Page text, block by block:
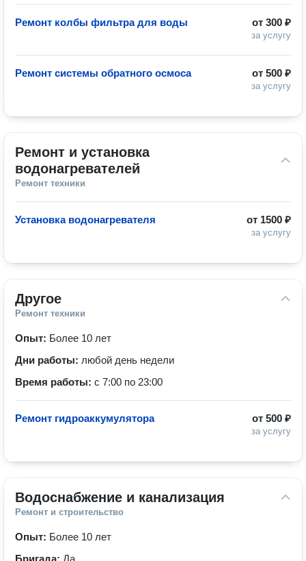
от 300 ₽
за услугу
Ремонт колбы фильтра для воды
от 500 ₽
за услугу
Ремонт системы обратного осмоса
Ремонт и установка
водонагревателей
Ремонт техники
от 1500 ₽
за услугу
Установка водонагревателя
Другое
Ремонт техники
Опыт: Более 10 лет
Дни работы: любой день недели
Время работы: с 7:00 по 23:00
от 500 ₽
за услугу
Ремонт гидроаккумулятора
Водоснабжение и канализация
Ремонт и строительство
Опыт: Более 10 лет
Бригада: Да